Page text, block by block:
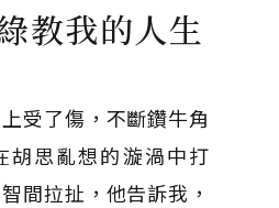
教我的人生
受了傷，不斷鑽牛角
胡思亂想的漩渦中打
間拉扯，他告訴我，